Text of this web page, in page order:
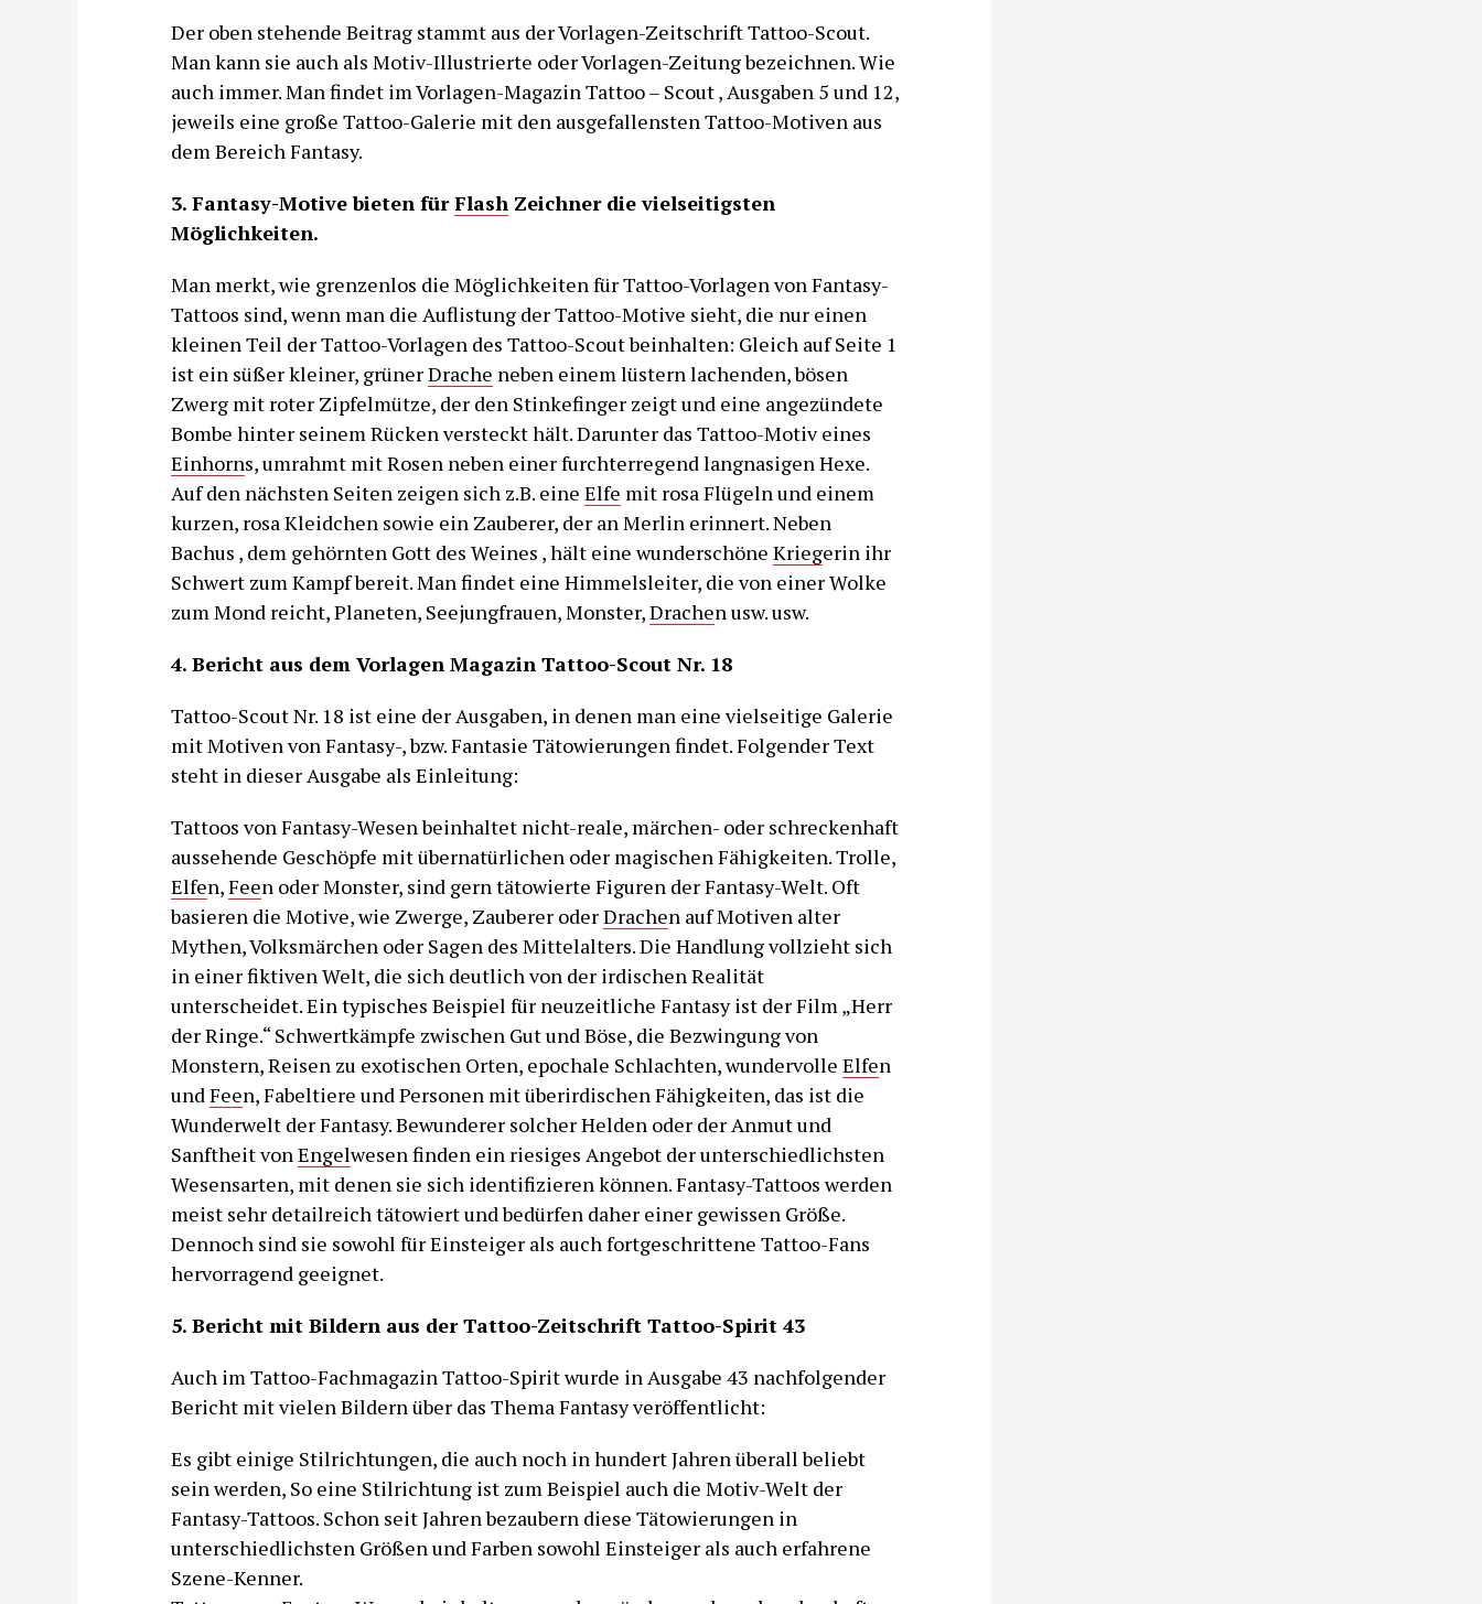
Der oben stehende Beitrag stammt aus der Vorlagen-Zeitschrift Tattoo-Scout.
Man kann sie auch als Motiv-Illustrierte oder Vorlagen-Zeitung bezeichnen. Wie
auch immer. Man findet im Vorlagen-Magazin Tattoo – Scout , Ausgaben 5 und 12,
jeweils eine große Tattoo-Galerie mit den ausgefallensten Tattoo-Motiven aus
dem Bereich Fantasy.
3. Fantasy-Motive bieten fürFlashZeichner die vielseitigsten
Möglichkeiten.
Man merkt, wie grenzenlos die Möglichkeiten für Tattoo-Vorlagen von Fantasy-
Tattoos sind, wenn man die Auflistung der Tattoo-Motive sieht, die nur einen
kleinen Teil der Tattoo-Vorlagen des Tattoo-Scout beinhalten: Gleich auf Seite 1
ist ein süßer kleiner, grünerDrache neben einem lüstern lachenden, bösen
Zwerg mit roter Zipfelmütze, der den Stinkefinger zeigt und eine angezündete
Bombe hinter seinem Rücken versteckt hält. Darunter das Tattoo-Motiv eines
Einhorns, umrahmt mit Rosen neben einer furchterregend langnasigen Hexe.
Auf den nächsten Seiten zeigen sich z.B. eine Elfe mit rosa Flügeln und einem
kurzen, rosa Kleidchen sowie ein Zauberer, der an Merlin erinnert. Neben
Bachus , dem gehörnten Gott des Weines , hält eine wunderschöne Kriegerin ihr
Schwert zum Kampf bereit. Man findet eine Himmelsleiter, die von einer Wolke
zum Mond reicht, Planeten, Seejungfrauen, Monster,Drachen usw. usw.
4. Bericht aus dem Vorlagen Magazin Tattoo-Scout Nr. 18
Tattoo-Scout Nr. 18 ist eine der Ausgaben, in denen man eine vielseitige Galerie
mit Motiven von Fantasy-, bzw. Fantasie Tätowierungen findet. Folgender Text
steht in dieser Ausgabe als Einleitung:
Tattoos von Fantasy-Wesen beinhaltet nicht-reale, märchen- oder schreckenhaft
aussehende Geschöpfe mit übernatürlichen oder magischen Fähigkeiten. Trolle,
Elfen,Feen oder Monster, sind gern tätowierte Figuren der Fantasy-Welt. Oft
basieren die Motive, wie Zwerge, Zauberer oderDrachen auf Motiven alter
Mythen, Volksmärchen oder Sagen des Mittelalters. Die Handlung vollzieht sich
in einer fiktiven Welt, die sich deutlich von der irdischen Realität
unterscheidet. Ein typisches Beispiel für neuzeitliche Fantasy ist der Film „Herr
der Ringe.“ Schwertkämpfe zwischen Gut und Böse, die Bezwingung von
Monstern, Reisen zu exotischen Orten, epochale Schlachten, wundervolle Elfen
undFeen, Fabeltiere und Personen mit überirdischen Fähigkeiten, das ist die
Wunderwelt der Fantasy. Bewunderer solcher Helden oder der Anmut und
Sanftheit vonEngelwesen finden ein riesiges Angebot der unterschiedlichsten
Wesensarten, mit denen sie sich identifizieren können. Fantasy-Tattoos werden
meist sehr detailreich tätowiert und bedürfen daher einer gewissen Größe.
Dennoch sind sie sowohl für Einsteiger als auch fortgeschrittene Tattoo-Fans
hervorragend geeignet.
5. Bericht mit Bildern aus der Tattoo-Zeitschrift Tattoo-Spirit 43
Auch im Tattoo-Fachmagazin Tattoo-Spirit wurde in Ausgabe 43 nachfolgender
Bericht mit vielen Bildern über das Thema Fantasy veröffentlicht:
Es gibt einige Stilrichtungen, die auch noch in hundert Jahren überall beliebt
sein werden, So eine Stilrichtung ist zum Beispiel auch die Motiv-Welt der
Fantasy-Tattoos. Schon seit Jahren bezaubern diese Tätowierungen in
unterschiedlichsten Größen und Farben sowohl Einsteiger als auch erfahrene
Szene-Kenner.